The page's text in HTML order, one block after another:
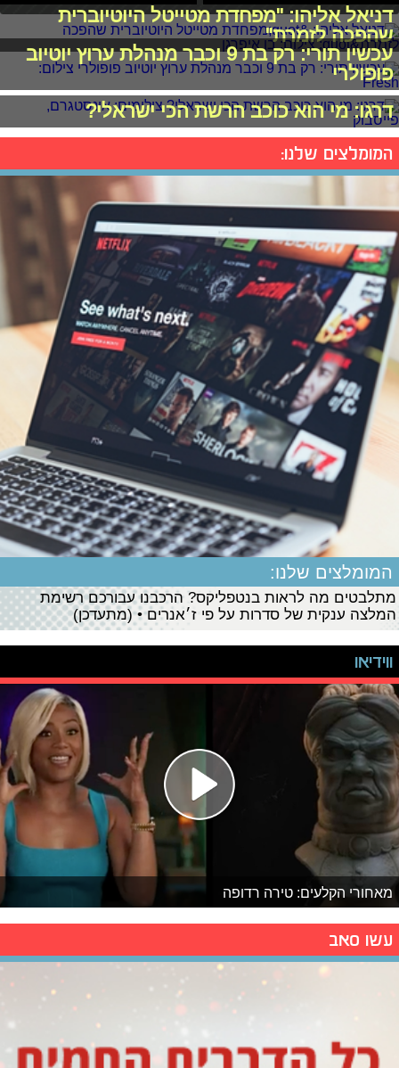
דניאל אליהו: "מפחדת מטייטל היוטיוברית
שהפכה לזמרת"
עכשיו תורי: רק בת 9 וכבר מנהלת ערוץ יוטיוב
פופולרי
דרגו: מי הוא כוכב הרשת הכי ישראלי?
המומלצים שלנו:
המומלצים שלנו:
מתלבטים מה לראות בנטפליקס? הרכבנו עבורכם רשימת
המלצה ענקית של סדרות על פי ז׳אנרים • (מתעדכן)
ווידיאו
מאחורי הקלעים: טירה רדופה
עשו סאב